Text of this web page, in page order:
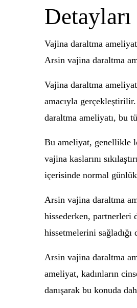
Detayları
Vajina daraltma
Arsin vajina daraltma
Vajina daraltma
amacıyla
daraltma ameliyatı, bu
Bu ameliyat, genellikle
vajina kaslarını
içerisinde normal
Arsin vajina daraltma
hissederken, partnerleri
hissetmelerini
Arsin vajina daraltma
ameliyat, kadınların
danışarak bu konuda